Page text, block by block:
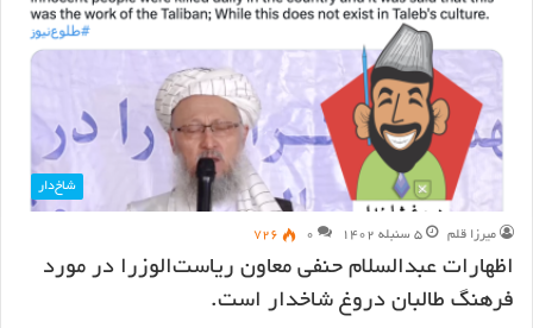
شاخ‌دار
میرزا قلم ۵ سنبله ۱۴۰۲ ۰ ۷۲۶
اظهارات عبدالسلام حنفی معاون ریاست‌الوزرا در مورد
فرهنگ طالبان دروغ شاخدار است.